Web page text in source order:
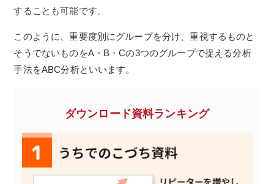
することも可能です。
このように、重要度別にグループを分け、重視するものと
そうでないものをA・B・Cの3つのグループで捉える分析
手法をABC分析といいます。
ダウンロード資料ランキング